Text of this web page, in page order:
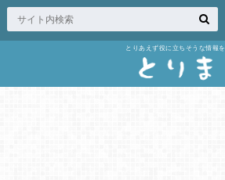
とりあえず役に立ちそうな情報を